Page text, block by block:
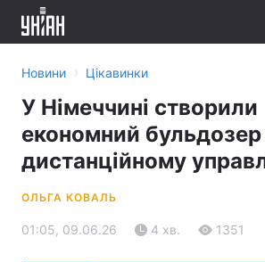
Новини › Цікавинки
У Німеччині створили
економний бульдозер
дистанційному
ОЛЬГА КОВАЛЬ
01:05, 09.06.26 4 хв. 1351